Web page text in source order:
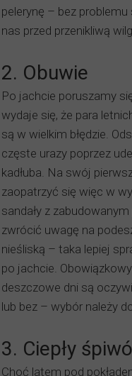
pelerynę – bez
nas przed przenikliwą
2. Obuwie
Po jachcie poruszamy
wydaje się, że para
są w wielkim błędzie.
częste urazy poprzez
kadłuba. Na swój
zaopatrzyć się więc w
sandały z
zwrócić uwagę na
nieśliską – taka lepiej
po jachcie.
deszczowe dni są
lub bez – wybór należy
3. Ciepły
Choć latem pod